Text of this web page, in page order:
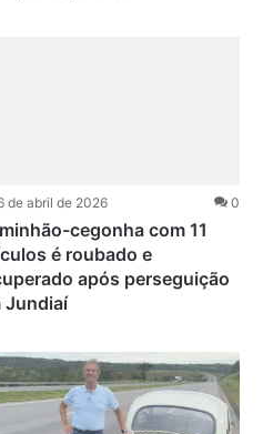
de abril de 2026 0
cegonha com 11
é roubado e
após perseguição
Jundiaí